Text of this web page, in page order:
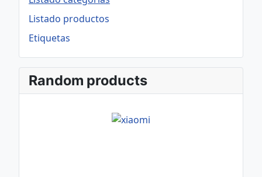
Listado productos
Etiquetas
Random products